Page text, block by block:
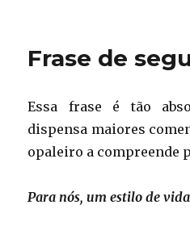
Frase de
Essa frase é tão
dispensa maiores
opaleiro a compreende
Para nós, um estilo de